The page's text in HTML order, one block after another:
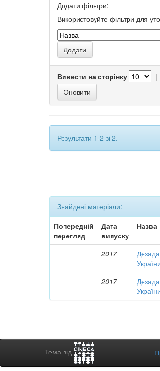
Додати фільтри:
Використовуйте фільтри для
Вивести на сторінку |
Результати 1-2 зі 2.
Знайдені матеріали:
Попередній
перегляд
Дата
випуску
Назва
2017
2017
Тема від